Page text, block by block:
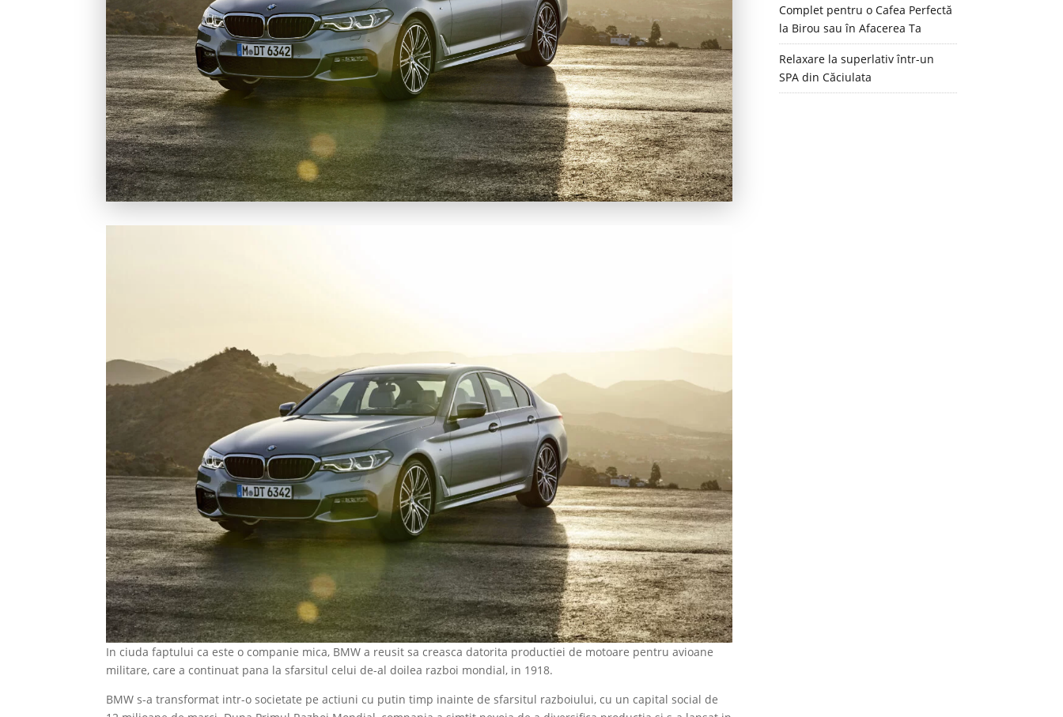
In ciuda faptului ca este o companie mica, BMW a reusit sa creasca datorita productiei de motoare pentru avioane
militare, care a continuat pana la sfarsitul celui de-al doilea razboi mondial, in 1918.
BMW s-a transformat intr-o societate pe actiuni cu putin timp inainte de sfarsitul razboiului, cu un capital social de
Complet pentru o Cafea Perfectă
la Birou sau în Afacerea Ta
Relaxare la superlativ într-un
SPA din Căciulata